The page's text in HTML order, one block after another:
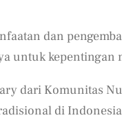
dan
untuk kepentingan
dari Komunitas
di